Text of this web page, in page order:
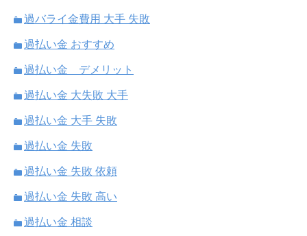
過バライ金費用 大手 失敗
過払い金 おすすめ
過払い金 デメリット
過払い金 大失敗 大手
過払い金 大手 失敗
過払い金 失敗
過払い金 失敗 依頼
過払い金 失敗 高い
過払い金 相談